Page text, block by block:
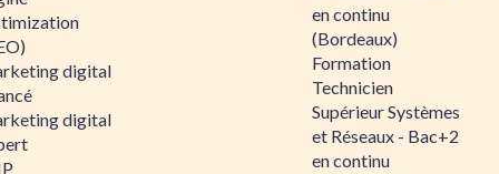
digital
digital
en continu
(Bordeaux)
Formation
Technicien
Supérieur Systèmes
et Réseaux - Bac+2
en continu